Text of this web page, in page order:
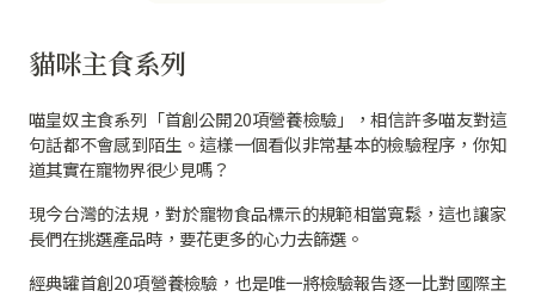
貓咪主食系列
喵皇奴主食系列「首創公開20項營養檢驗」，相信許多喵友對這
句話都不會感到陌生。這樣一個看似非常基本的檢驗程序，你知
道其實在寵物界很少見嗎？
現今台灣的法規，對於寵物食品標示的規範相當寬鬆，這也讓家
長們在挑選產品時，要花更多的心力去篩選。
經典罐首創20項營養檢驗，也是唯一將檢驗報告逐一比對國際主